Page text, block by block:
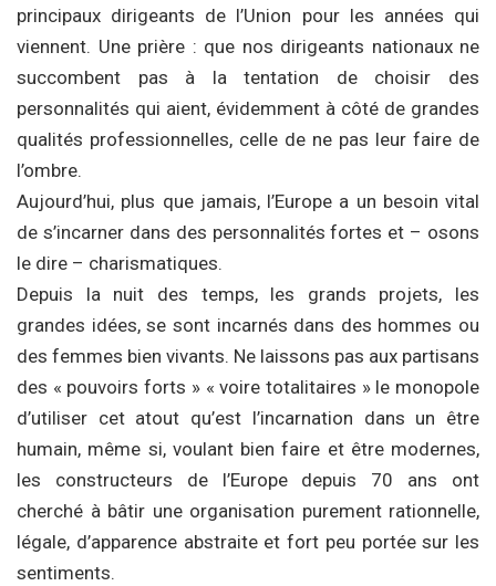
principaux dirigeants de l’Union pour les années qui
viennent. Une prière : que nos dirigeants nationaux ne
succombent pas à la tentation de choisir des
personnalités qui aient, évidemment à côté de grandes
qualités professionnelles, celle de ne pas leur faire de
l’ombre.
Aujourd’hui, plus que jamais, l’Europe a un besoin vital
de s’incarner dans des personnalités fortes et – osons
le dire – charismatiques.
Depuis la nuit des temps, les grands projets, les
grandes idées, se sont incarnés dans des hommes ou
des femmes bien vivants. Ne laissons pas aux partisans
des « pouvoirs forts » « voire totalitaires » le monopole
d’utiliser cet atout qu’est l’incarnation dans un être
humain, même si, voulant bien faire et être modernes,
les constructeurs de l’Europe depuis 70 ans ont
cherché à bâtir une organisation purement rationnelle,
légale, d’apparence abstraite et fort peu portée sur les
sentiments.